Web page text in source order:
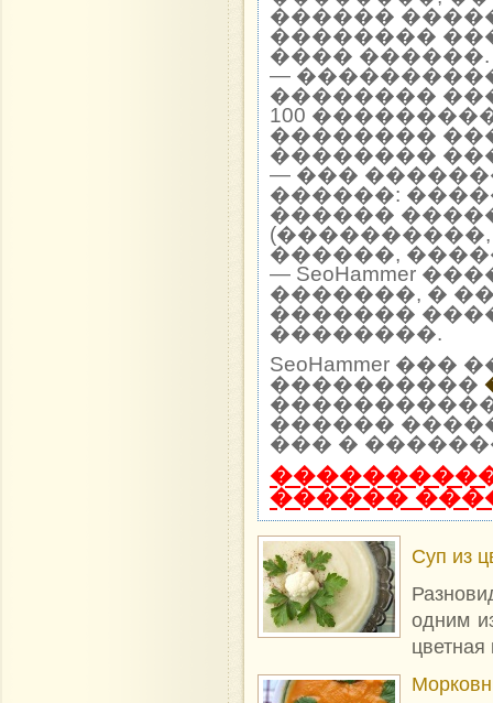
������
��������
���� ������.
—
��������
100
��������
��������
— ���
������:
������
������,
— SeoHammer
�������, �
�������
��������.
SeoHammer
����������
������
��� �
������
Суп из
одним